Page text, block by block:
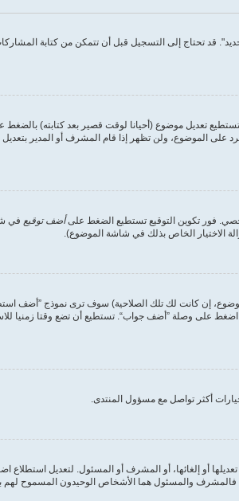
قد تحتاج إلى التسجيل قبل أن تتمكن من كتابة
تعديل موضوع (أحيانا لوقت قصير بعد كتابته)
على الموضوع، ولن تظهر إذا قام المشرف أو المدير
فور تكوين التوقيع تستطيع الضغط علىأضف توقيع في
الاختيار الخاص بذلك في شاشة الموضوع).
إن كانت لك تلك الصلاحية) سوف ترى نموذج ”أضف
على وصلة ”أضف جواب“. تستطيع أن تضع وقتا زمنيا
أكثر تواصل مع مسؤول المنتدى.
أو إلغائها، أو المشرف أو المسئول. لتعديل
والمسئول هما الأشخاص الوحيدون المسموح لهم